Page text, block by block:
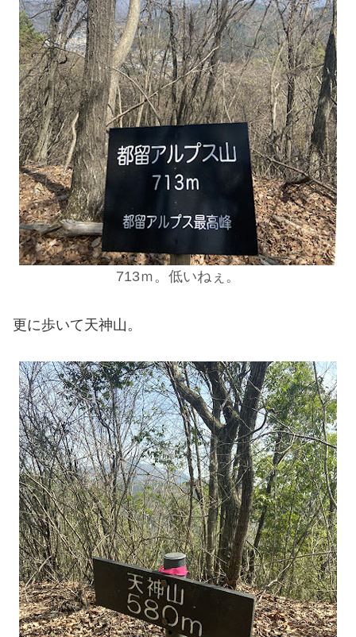
713ｍ。低いねぇ。
更に歩いて天神山。